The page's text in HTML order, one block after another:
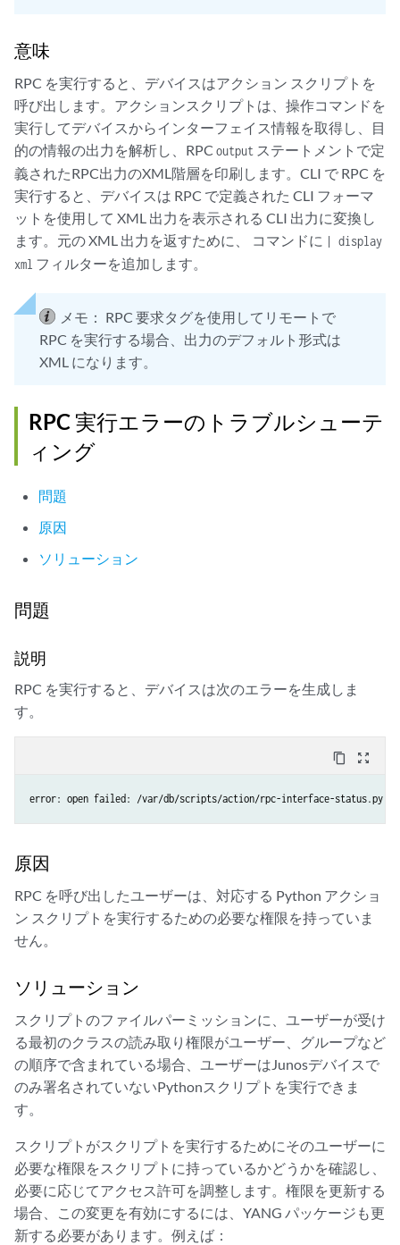
            <interface>xe-0/3/0</interface>
          </status-info>
    </interface-status-info>
    <cli>
        <banner></banner>
意味
RPC を実行すると、デバイスはアクション スクリプトを
呼び出します。アクションスクリプトは、操作コマンドを
実行してデバイスからインターフェイス情報を取得し、目
的の情報の出力を解析し、RPC output ステートメントで定
義されたRPC出力のXML階層を印刷します。CLI で RPC を
実行すると、デバイスは RPC で定義された CLI フォーマ
ットを使用して XML 出力を表示される CLI 出力に変換し
ます。元の XML 出力を返すために、 コマンドに | display
xml フィルターを追加します。
メモ： RPC 要求タグを使用してリモートで
RPC を実行する場合、出力のデフォルト形式は
XML になります。
RPC 実行エラーのトラブルシューテ
ィング
問題
原因
ソリューション
問題
説明
RPC を実行すると、デバイスは次のエラーを生成しま
す。
content_copy zoom_out_map
error: open failed: /var/db/scripts/action/rpc-interface-status.py:
原因
RPC を呼び出したユーザーは、対応する Python アクショ
ン スクリプトを実行するための必要な権限を持っていま
せん。
ソリューション
スクリプトのファイルパーミッションに、ユーザーが受け
る最初のクラスの読み取り権限がユーザー、グループなど
の順序で含まれている場合、ユーザーはJunosデバイスで
のみ署名されていないPythonスクリプトを実行できま
す。
スクリプトがスクリプトを実行するためにそのユーザーに
必要な権限をスクリプトに持っているかどうかを確認し、
必要に応じてアクセス許可を調整します。権限を更新する
場合、この変更を有効にするには、YANG パッケージも更
新する必要があります。例えば：